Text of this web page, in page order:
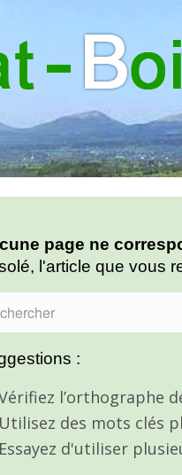
page ne
l'article que vous
:
l’orthographe
Utilisez des mots clés
Essayez d'utiliser